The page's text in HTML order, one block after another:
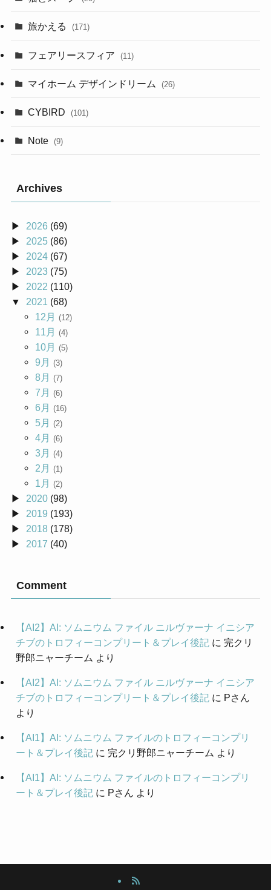
旅かえる (171)
フェアリースフィア (11)
マイホーム デザインドリーム (26)
CYBIRD (101)
Note (9)
Archives
2026 (69)
2025(86)
2024(67)
2023(75)
2022 (110)
2021 (68)
12月 (12)
11月 (4)
10月 (5)
9月 (3)
8月 (7)
7月 (6)
6月 (16)
5月 (2)
4月 (6)
3月 (4)
2月 (1)
1月 (2)
2020(98)
2019 (193)
2018(178)
2017 (40)
Comment
【AI2】AI: ソムニウム ファイル ニルヴァーナ イニシア
チブのトロフィーコンプリート＆プレイ後記に 完クリ
野郎ニャーチーム より
【AI2】AI: ソムニウム ファイル ニルヴァーナ イニシア
チブのトロフィーコンプリート＆プレイ後記に Pさん
より
【AI1】AI: ソムニウム ファイルのトロフィーコンプリ
ート＆プレイ後記に 完クリ野郎ニャーチーム より
【AI1】AI: ソムニウム ファイルのトロフィーコンプリ
ート＆プレイ後記に Pさん より